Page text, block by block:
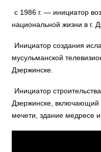
c 1986 г. — инициатор
национальной жизни в г.
Инициатор создания
мусульманской
Дзержинске.
Инициатор
Дзержинске, включающий
мечети, здание медресе